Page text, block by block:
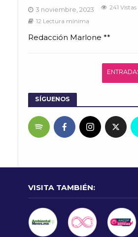
3 noviembre, 2023
241 Vistas
12 Lectura mínima
Redacción Marlone **
SÍGUENOS
VISITA TAMBIÉN: